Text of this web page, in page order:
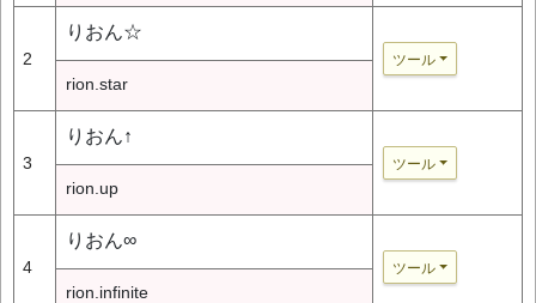
2
りおん☆
ツール
rion.star
3
りおん↑
ツール
rion.up
4
りおん∞
ツール
rion.infinite